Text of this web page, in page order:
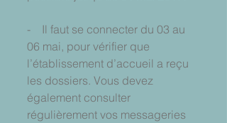
-    Il faut se connecter du 03 au
06 mai, pour vérifier que
l’établissement d’accueil a reçu
les dossiers. Vous devez
également consulter
régulièrement vos messageries